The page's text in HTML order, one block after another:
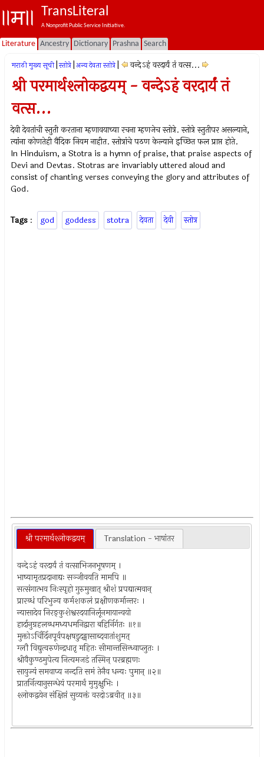
TransLiteral
A Nonprofit Public Service Initiative.
Literature Ancestry Dictionary Prashna Search
मराठी मुख्य सूची स्तोत्रे अन्य देवता स्तोत्रे वन्देऽहं वरदार्यं तं वत्स...
श्री परमार्थश्लोकद्वयम् - वन्देऽहं वरदार्यं तं
वत्स...
देवी देवतांची स्तुती करताना म्हणावयाच्या रचना म्हणजेच स्तोत्रे. स्तोत्रे स्तुतीपर असल्याने,
त्यांना कोणतेही वैदिक नियम नाहीत. स्तोत्रांचे पठण केल्याने इच्छित फल प्राप्त होते.
In Hinduism, a Stotra is a hymn of praise, that praise aspects of
Devi and Devtas. Stotras are invariably uttered aloud and
consist of chanting verses conveying the glory and attributes of
God.
Tags : god goddess stotra देवता देवी स्तोत्र
श्री परमार्थश्लोकद्वयम् Translation - भाषांतर
वन्देऽहं वरदार्यं तं वत्साभिजनभूषणम् ।
भाष्यामृतप्रदानाद्यः सञ्जीवयति मामपि ॥
सत्संगात्भव निःस्पृहो गुरुमुखात् श्रीशं प्रपद्यात्मवान्
प्रारब्धं परिभुज्य कर्मशकलं प्रक्षीणकर्मान्तरः ।
न्यासादेव निरङ्कुशेश्वरदयानिर्लूनमायान्वयो
हार्दानुग्रहलब्धमध्यधमनिद्वारा बहिर्निर्गतः ॥१॥
मुक्तोऽर्चिर्दिनपूर्वपक्षषडुदङ्मासाब्दवातांशुमत्
ग्लौ विद्युत्वरुणेन्द्रधातृ महितः सीमान्तसिन्ध्वाप्लुतः ।
श्रीवैकुण्ठमुपेत्य नित्यमजडं तस्मिन् परब्रह्मणः
सायुज्यं समवाप्य नन्दति समं तेनैव धन्यः पुमान् ॥२॥
प्रातर्नित्यानुसन्धेयं परमार्थं मुमुक्षुभिः ।
श्लोकद्वयेन संक्षिप्तं सुव्यक्तं वरदोऽब्रवीत् ॥३॥